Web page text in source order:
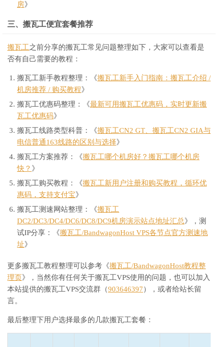
房》
三、搬瓦工便宜套餐推荐
搬瓦工之前分享的搬瓦工常见问题整理如下，大家可以查看是
否有自己需要的教程：
搬瓦工新手教程整理：《搬瓦工新手入门指南：搬瓦工介绍 /
机房推荐 / 购买教程》
搬瓦工优惠码整理：《最新可用搬瓦工优惠码，实时更新搬
瓦工优惠码》
搬瓦工线路类型科普：《搬瓦工CN2 GT、搬瓦工CN2 GIA与
电信普通163线路的区别与选择》
搬瓦工方案推荐：《搬瓦工哪个机房好？搬瓦工哪个机房
快？ 》
搬瓦工购买教程：《搬瓦工新用户注册和购买教程，循环优
惠码，支持支付宝》
搬瓦工测速网站整理：《搬瓦工
DC2/DC3/DC4/DC6/DC8/DC9机房演示站点地址汇总》，测
试IP分享：《搬瓦工/BandwagonHost VPS各节点官方测速地
址》
更多搬瓦工教程整理可以参考《搬瓦工/BandwagonHost教程整
理页》，当然你有任何关于搬瓦工VPS使用的问题，也可以加入
本站提供的搬瓦工VPS交流群（903646397），或者给站长留
言。
最后整理下用户选择最多的几款搬瓦工套餐：